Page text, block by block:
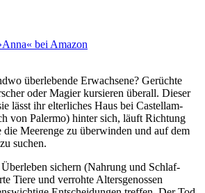
überlebende Erwachsene? Gerüchte
oder Magier kursieren überall. Dieser
lässt ihr elterliches Haus bei Castellam­
von Palermo) hinter sich, läuft Richtung
Meerenge zu überwinden und auf dem
suchen.
Überleben sichern (Nahrung und Schlaf­
Tiere und verrohte Altersge­nossen